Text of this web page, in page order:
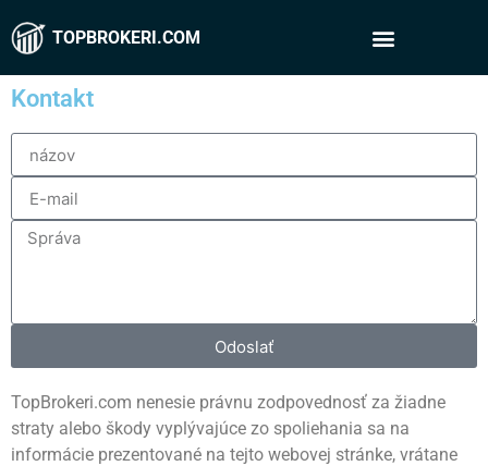
TOPBROKERI.COM
Kontakt
Odoslať
TopBrokeri.com nenesie právnu zodpovednosť za žiadne
straty alebo škody vyplývajúce zo spoliehania sa na
informácie prezentované na tejto webovej stránke, vrátane